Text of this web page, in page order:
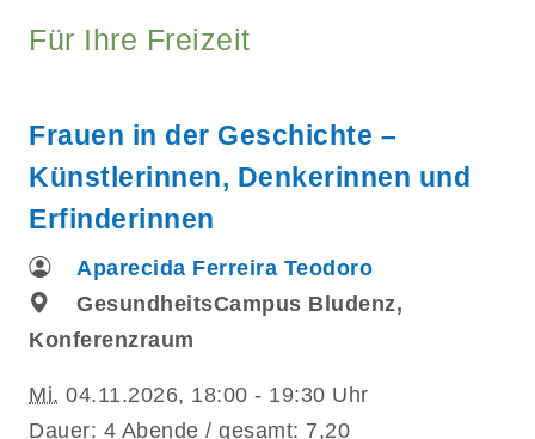
Für Ihre Freizeit
Frauen in der Geschichte –
Künstlerinnen, Denkerinnen und
Erfinderinnen
Aparecida Ferreira Teodoro
GesundheitsCampus Bludenz,
Konferenzraum
Mi. 04.11.2026, 18:00 - 19:30 Uhr
Dauer: 4 Abende / gesamt: 7,20